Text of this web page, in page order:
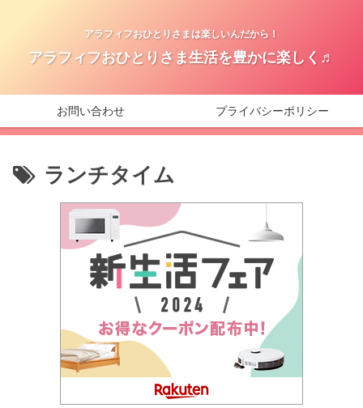
アラフィフおひとりさまは楽しいんだから！
アラフィフおひとりさま生活を豊かに楽しく♬
お問い合わせ プライバシーポリシー
ランチタイム